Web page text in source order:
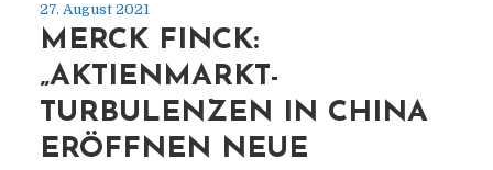
27. August 2021
MERCK FINCK:
„AKTIENMARKT-
TURBULENZEN IN CHINA
ERÖFFNEN NEUE